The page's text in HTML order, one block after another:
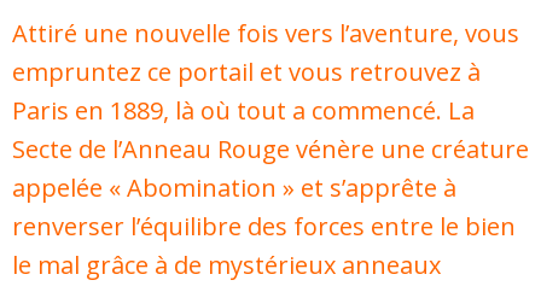
Attiré une nouvelle fois vers l’aventure, vous
empruntez ce portail et vous retrouvez à
Paris en 1889, là où tout a commencé. La
Secte de l’Anneau Rouge vénère une créature
appelée « Abomination » et s’apprête à
renverser l’équilibre des forces entre le bien
le mal grâce à de mystérieux anneaux